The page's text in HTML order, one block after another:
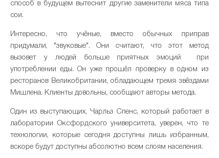
способ в будущем вытеснит другие заменители мяса типа
сои.
Интересно, что учёные, вместо обычных приправ
придумали, "звуковые". Они считают, что этот метод
вызовет у людей больше приятных эмоций при
употреблении еды. Он уже прошёл проверку в одном из
ресторанов Великобритании, обладающем тремя звёздами
Мишлена. Клиенты довольны, сообщают авторы метода.
Один из выступающих, Чарльз Спенс, который работает в
лаборатории Оксфордского университета, уверен, что те
технологии, которые сегодня доступны лишь избранным,
вскоре будут доступны абсолютно всем слоям населения.